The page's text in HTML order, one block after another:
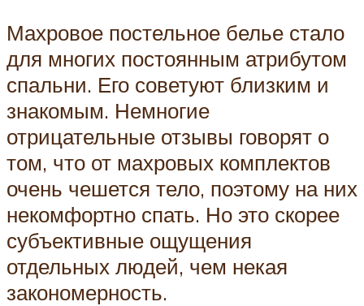
Махровое постельное белье стало
для многих постоянным атрибутом
спальни. Его советуют близким и
знакомым. Немногие
отрицательные отзывы говорят о
том, что от махровых комплектов
очень чешется тело, поэтому на них
некомфортно спать. Но это скорее
субъективные ощущения
отдельных людей, чем некая
закономерность.